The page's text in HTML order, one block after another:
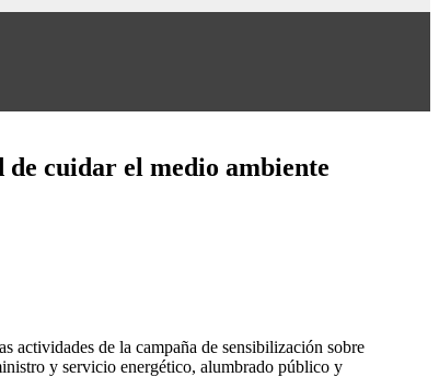
de cuidar el medio ambiente
actividades de la campaña de sensibilización sobre
y servicio energético, alumbrado público y